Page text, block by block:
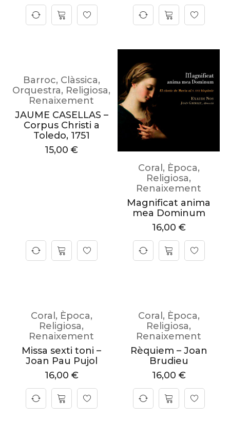
Barroc, Clàssica,
Orquestra, Religiosa,
Renaixement
JAUME CASELLAS –
Corpus Christi a
Toledo, 1751
15,00 €
Coral , Època,
Religiosa,
Renaixement
Magnificat anima
mea Dominum
16,00 €
Coral , Època,
Religiosa,
Renaixement
Missa sexti toni –
Joan Pau Pujol
16,00 €
Coral , Època,
Religiosa,
Renaixement
Rèquiem – Joan
Brudieu
16,00 €